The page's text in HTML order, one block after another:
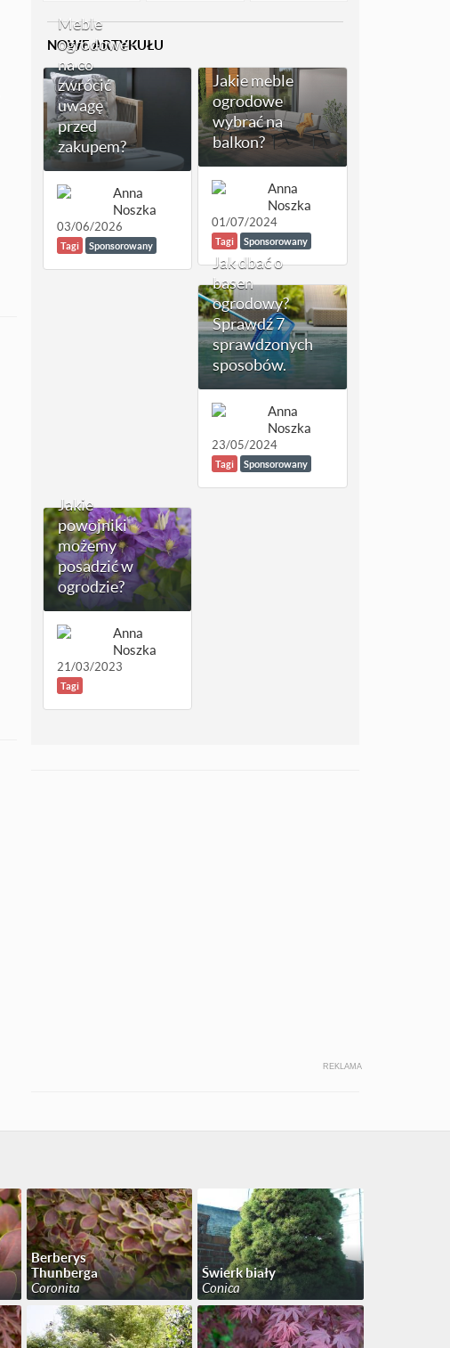
NOWE ARTYKUŁU
Meble
ogrodowe -
na co
zwrócić
uwagę
przed
zakupem?
Anna
Noszka
03/06/2026
Tagi Sponsorowany
Jakie meble
ogrodowe
wybrać na
balkon?
Anna
Noszka
01/07/2024
Tagi Sponsorowany
Jak dbać o
basen
ogrodowy?
Sprawdź 7
sprawdzonych
sposobów.
Anna
Noszka
23/05/2024
Tagi Sponsorowany
Jakie
powojniki
możemy
posadzić w
ogrodzie?
Anna
Noszka
21/03/2023
Tagi
REKLAMA
Berberys
Thunberga
Coronita
Świerk biały
Conica